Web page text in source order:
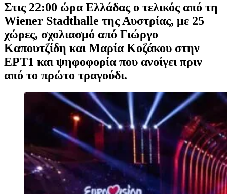
Στις 22:00 ώρα Ελλάδας ο τελικός από τη
Wiener Stadthalle της Αυστρίας, με 25
χώρες, σχολιασμό από Γιώργο
Καπουτζίδη και Μαρία Κοζάκου στην
ΕΡΤ1 και ψηφοφορία που ανοίγει πριν
από το πρώτο τραγούδι.